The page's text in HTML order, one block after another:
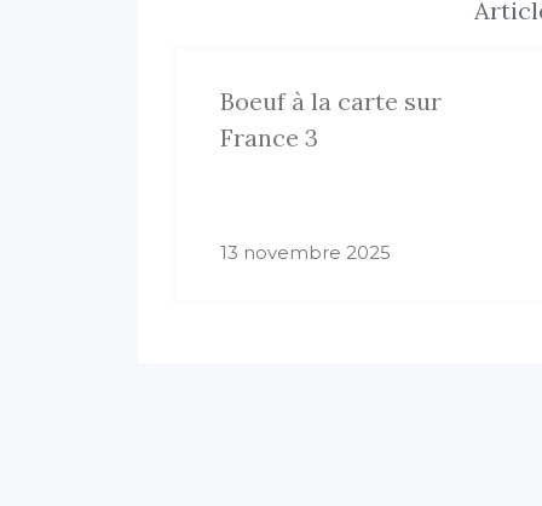
Boeuf à la carte sur
France 3
13 novembre 2025